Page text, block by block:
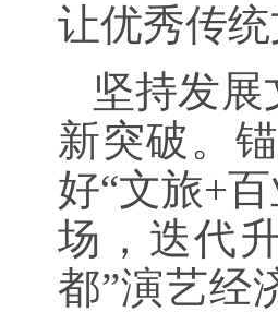
让优秀传
坚持发
新突破。
好“文旅+
场，迭代
都”演艺经